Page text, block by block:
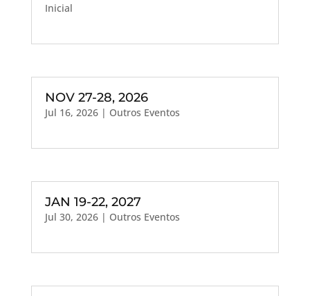
Inicial
NOV 27-28, 2026
Jul 16, 2026| Outros Eventos
JAN 19-22, 2027
Jul 30, 2026| Outros Eventos